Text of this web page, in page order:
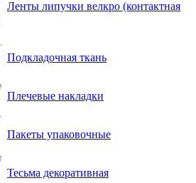
Ленты липучки велкро (контактная
Подкладочная ткань
Плечевые накладки
Пакеты упаковочные
Тесьма декоративная